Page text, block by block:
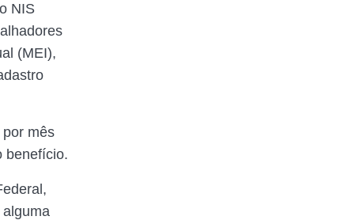
NIS
(MEI),
mês
benefício.